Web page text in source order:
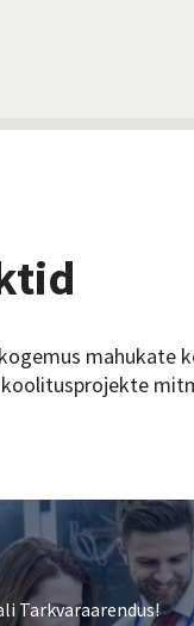
mahukate
Tarkvaraarendus!